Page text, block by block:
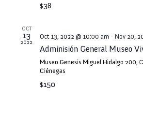
$38
OCT
13
2022
Oct 13, 2022 @ 10:00 am - Nov 20,
Adminisión General Museo
Museo Genesis Miguel Hidalgo 200,
Ciénegas
$150